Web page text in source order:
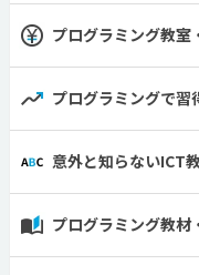
プログラミング教室
プログラミングで習
意外と知らないICT
プログラミング教材